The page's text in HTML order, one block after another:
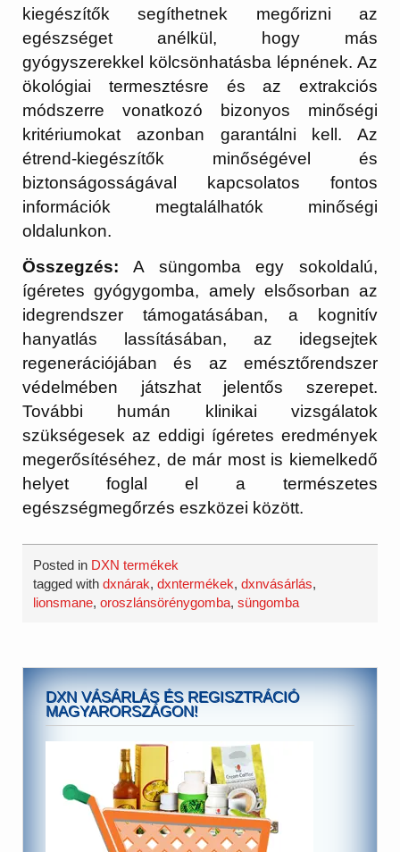
kiegészítők segíthetnek megőrizni az
egészséget anélkül, hogy más
gyógyszerekkel kölcsönhatásba lépnének. Az
ökológiai termesztésre és az extrakciós
módszerre vonatkozó bizonyos minőségi
kritériumokat azonban garantálni kell. Az
étrend-kiegészítők minőségével és
biztonságosságával kapcsolatos fontos
információk megtalálhatók minőségi
oldalunkon.
Összegzés: A süngomba egy sokoldalú,
ígéretes gyógygomba, amely elsősorban az
idegrendszer támogatásában, a kognitív
hanyatlás lassításában, az idegsejtek
regenerációjában és az emésztőrendszer
védelmében játszhat jelentős szerepet.
További humán klinikai vizsgálatok
szükségesek az eddigi ígéretes eredmények
megerősítéséhez, de már most is kiemelkedő
helyet foglal el a természetes
egészségmegőrzés eszközei között.
Posted in DXN termékek
tagged withdxnárak,dxntermékek,dxnvásárlás,
lionsmane,oroszlánsörénygomba,süngomba
DXN VÁSÁRLÁS ÉS REGISZTRÁCIÓ
MAGYARORSZÁGON!